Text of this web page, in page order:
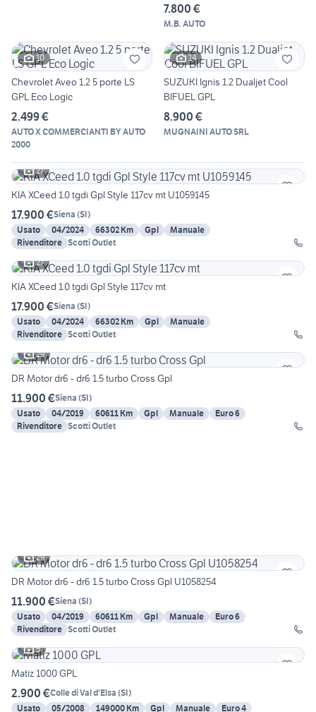
7.800 €
M.B. AUTO
10
Chevrolet Aveo 1.2 5 porte LS
GPL Eco Logic
2.499 €
AUTO X COMMERCIANTI BY AUTO
2000
14
SUZUKI Ignis 1.2 Dualjet Cool
BIFUEL GPL
8.900 €
MUGNAINI AUTO SRL
27
KIA XCeed 1.0 tgdi Gpl Style 117cv mt U1059145
17.900 €Siena (SI)
Usato
04/2024 66302 Km Gpl
Manuale
Rivenditore Scotti Outlet
27
KIA XCeed 1.0 tgdi Gpl Style 117cv mt
17.900 €Siena (SI)
Usato
04/2024 66302 Km Gpl
Manuale
Rivenditore Scotti Outlet
29
DR Motor dr6 - dr6 1.5 turbo Cross Gpl
11.900 €Siena (SI)
Usato
04/2019 60611 Km Gpl Manuale
Euro 6
Rivenditore Scotti Outlet
29
DR Motor dr6 - dr6 1.5 turbo Cross Gpl U1058254
11.900 €Siena (SI)
Usato
04/2019 60611 Km Gpl Manuale
Euro 6
Rivenditore Scotti Outlet
5
Matiz 1000 GPL
2.900 €Colle di Val d'Elsa (SI)
Usato
05/2008 149000 Km Gpl Manuale Euro 4